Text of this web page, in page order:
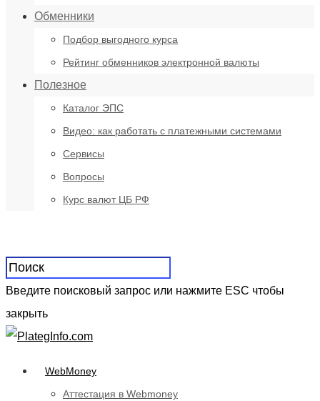
Обменники
Подбор выгодного курса
Рейтинг обменников электронной валюты
Полезное
Каталог ЭПС
Видео: как работать с платежными системами
Сервисы
Вопросы
Курс валют ЦБ РФ
Введите поисковый запрос или нажмите ESC чтобы
закрыть
WebMoney
Аттестация в Webmoney